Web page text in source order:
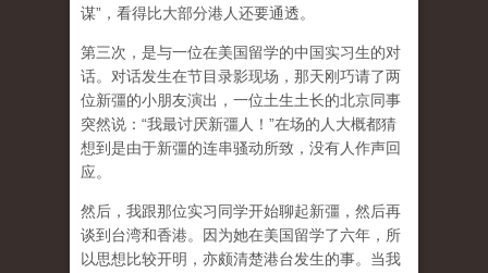
谋”，看得比大部分港人还要通透。
第三次，是与一位在美国留学的中国实习生的对
话。对话发生在节目录影现场，那天刚巧请了两
位新彊的小朋友演出，一位土生土长的北京同事
突然说：“我最讨厌新彊人！”在场的人大概都猜
想到是由于新彊的连串骚动所致，没有人作声回
应。
然后，我跟那位实习同学开始聊起新彊，然后再
谈到台湾和香港。因为她在美国留学了六年，所
以思想比较开明，亦颇清楚港台发生的事。当我